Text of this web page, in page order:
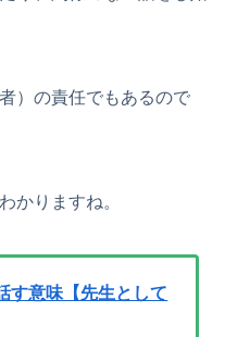
）の責任でもあるので
かりますね。
す意味【先生として